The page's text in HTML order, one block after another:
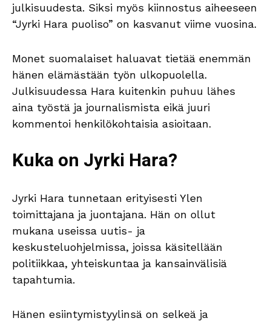
julkisuudesta. Siksi myös kiinnostus aiheeseen
“Jyrki Hara puoliso” on kasvanut viime vuosina.
Monet suomalaiset haluavat tietää enemmän
hänen elämästään työn ulkopuolella.
Julkisuudessa Hara kuitenkin puhuu lähes
aina työstä ja journalismista eikä juuri
kommentoi henkilökohtaisia asioitaan.
Kuka on Jyrki Hara?
Jyrki Hara tunnetaan erityisesti Ylen
toimittajana ja juontajana. Hän on ollut
mukana useissa uutis- ja
keskusteluohjelmissa, joissa käsitellään
politiikkaa, yhteiskuntaa ja kansainvälisiä
tapahtumia.
Hänen esiintymistyylinsä on selkeä ja